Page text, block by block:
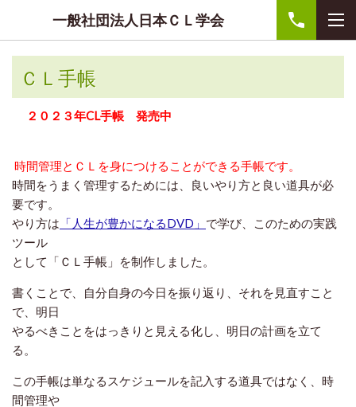
一般社団法人日本ＣＬ学会
ＣＬ手帳
２０２３年CL手帳 発売中
時間管理とＣＬを身につけることができる手帳です。
時間をうまく管理するためには、良いやり方と良い道具が必
要です。
やり方は 「人生が豊かになるDVD」 で学び、このための実践
ツール
として「ＣＬ手帳」を制作しました。
書くことで、自分自身の今日を振り返り、それを見直すこと
で、明日
やるべきことをはっきりと見える化し、明日の計画を立て
る。
この手帳は単なるスケジュールを記入する道具ではなく、時
間管理や